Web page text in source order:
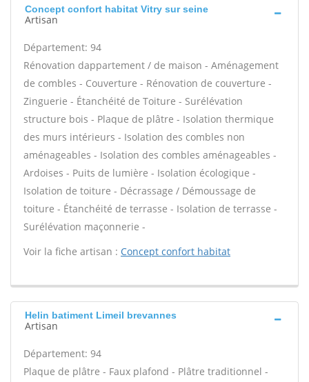
Concept confort habitat Vitry sur seine
Artisan
Département: 94
Rénovation dappartement / de maison - Aménagement
de combles - Couverture - Rénovation de couverture -
Zinguerie - Étanchéité de Toiture - Surélévation
structure bois - Plaque de plâtre - Isolation thermique
des murs intérieurs - Isolation des combles non
aménageables - Isolation des combles aménageables -
Ardoises - Puits de lumière - Isolation écologique -
Isolation de toiture - Décrassage / Démoussage de
toiture - Étanchéité de terrasse - Isolation de terrasse -
Surélévation maçonnerie -
Voir la fiche artisan : Concept confort habitat
Helin batiment Limeil brevannes
Artisan
Département: 94
Plaque de plâtre - Faux plafond - Plâtre traditionnel -